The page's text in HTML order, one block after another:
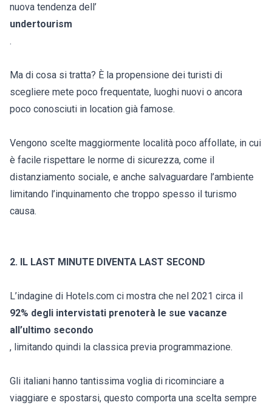
nuova tendenza dell’
undertourism
.
Ma di cosa si tratta? È la propensione dei turisti di
scegliere mete poco frequentate, luoghi nuovi o ancora
poco conosciuti in location già famose.
Vengono scelte maggiormente località poco affollate, in cui
è facile rispettare le norme di sicurezza, come il
distanziamento sociale, e anche salvaguardare l’ambiente
limitando l’inquinamento che troppo spesso il turismo
causa.
2. IL LAST MINUTE DIVENTA LAST SECOND
L’indagine di Hotels.com ci mostra che nel 2021 circa il
92% degli intervistati prenoterà le sue vacanze
all’ultimo secondo
, limitando quindi la classica previa programmazione.
Gli italiani hanno tantissima voglia di ricominciare a
viaggiare e spostarsi, questo comporta una scelta sempre